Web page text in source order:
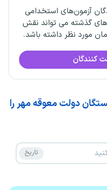
آزمون‌های استخدامی
گذشته می تواند نقش
مورد نظر داشته باشد.
کنندگان
دولت معوقه مهر را